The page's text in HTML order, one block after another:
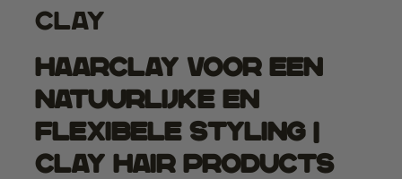
Clay
Haarclay voor een
Natuurlijke en
Flexibele Styling |
Clay Hair Products